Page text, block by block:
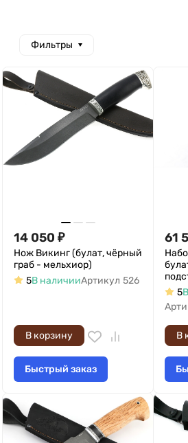
Фильтры
14 050 ₽
Нож Викинг (булат, чёрный
граб - мельхиор)
5В наличииАртикул 526
В корзину
Быстрый заказ
61
5
В